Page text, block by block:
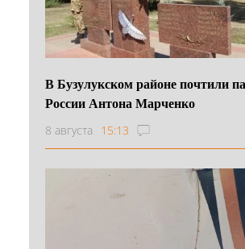
В Бузулукском районе почтили
России Антона Марченко
8 августа 15:13